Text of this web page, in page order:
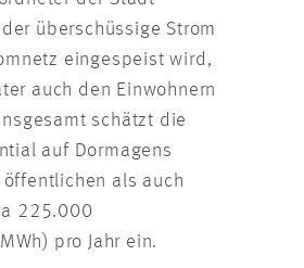
überschüssige Strom
eingespeist wird,
auch den Einwohnern
schätzt die
auf Dormagens
als auch
225.000
pro Jahr ein.